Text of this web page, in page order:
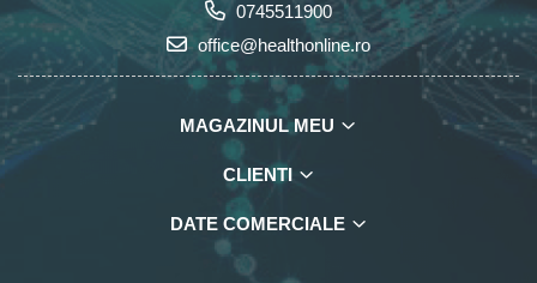
0745511900
office@healthonline.ro
MAGAZINUL MEU
CLIENTI
DATE COMERCIALE